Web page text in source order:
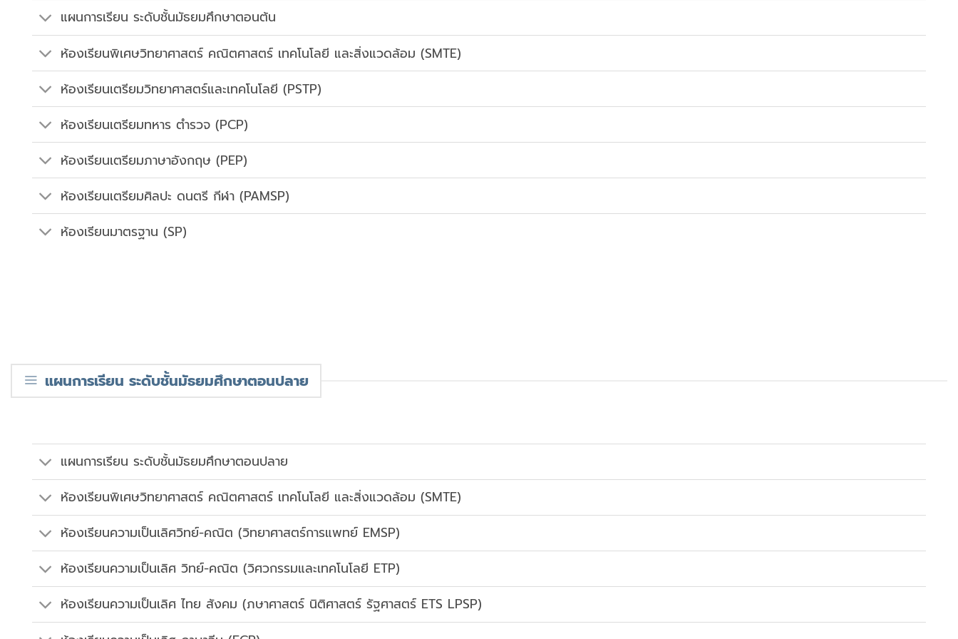
แผนการเรียน ระดับชั้นมัธยมศึกษาตอนต้น
ห้องเรียนพิเศษวิทยาศาสตร์ คณิตศาสตร์ เทคโนโลยี และสิ่งแวดล้อม (SMTE)
ห้องเรียนเตรียมวิทยาศาสตร์และเทคโนโลยี (PSTP)
ห้องเรียนเตรียมทหาร ตำรวจ (PCP)
ห้องเรียนเตรียมภาษาอังกฤษ (PEP)
ห้องเรียนเตรียมศิลปะ ดนตรี กีฬา (PAMSP)
ห้องเรียนมาตรฐาน (SP)
แผนการเรียน ระดับชั้นมัธยมศึกษาตอนปลาย
แผนการเรียน ระดับชั้นมัธยมศึกษาตอนปลาย
ห้องเรียนพิเศษวิทยาศาสตร์ คณิตศาสตร์ เทคโนโลยี และสิ่งแวดล้อม (SMTE)
ห้องเรียนความเป็นเลิศวิทย์-คณิต (วิทยาศาสตร์การแพทย์ EMSP)
ห้องเรียนความเป็นเลิศ วิทย์-คณิต (วิศวกรรมและเทคโนโลยี ETP)
ห้องเรียนความเป็นเลิศ ไทย สังคม (ภษาศาสตร์ นิติศาสตร์ รัฐศาสตร์ ETS LPSP)